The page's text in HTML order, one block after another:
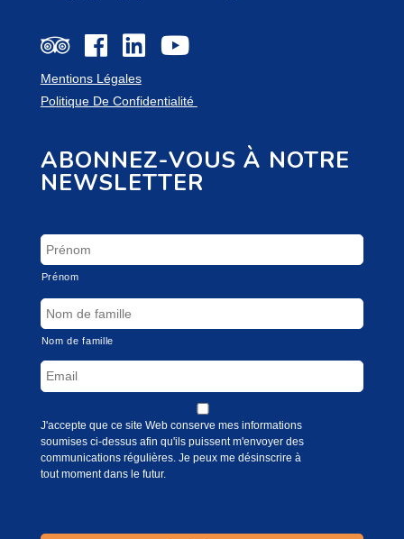
Mentions Légales
Politique De Confidentialité
ABONNEZ-VOUS À NOTRE
NEWSLETTER
Prénom
Nom de famille
J'accepte que ce site Web conserve mes informations
soumises ci-dessus afin qu'ils puissent m'envoyer des
communications régulières. Je peux me désinscrire à
tout moment dans le futur.